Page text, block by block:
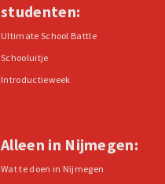
studenten:
Ultimate School Battle
Schooluitje
Introductieweek
Alleen in Nijmegen:
Wat te doen in Nijmegen